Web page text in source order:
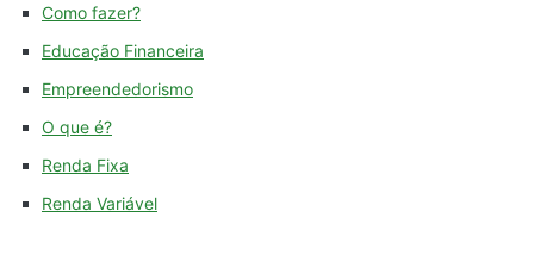
Como fazer?
Educação Financeira
Empreendedorismo
O que é?
Renda Fixa
Renda Variável